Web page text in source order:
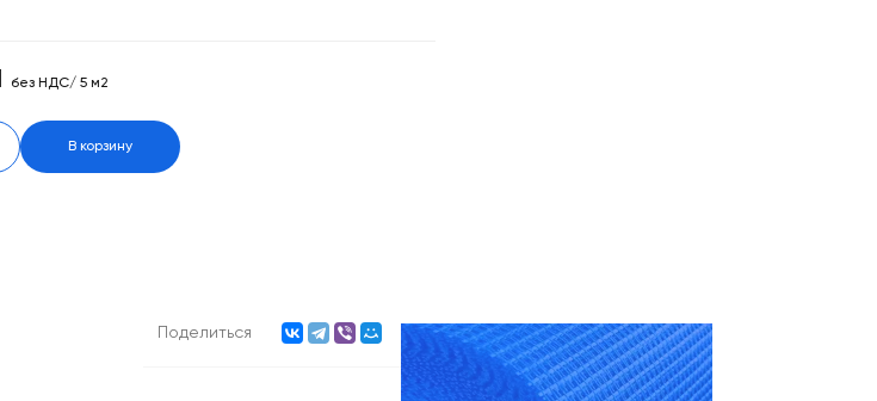
без НДС/ 5 м2
В корзину
Поделиться